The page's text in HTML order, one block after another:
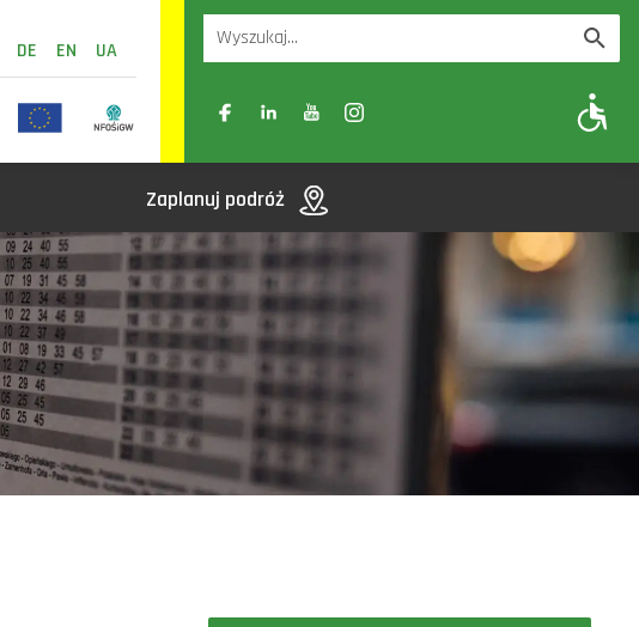
DE EN UA
A- A A+
Zaplanuj podróż